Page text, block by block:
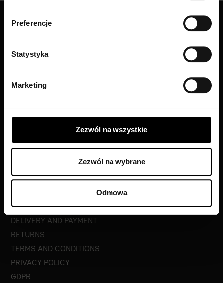
Preferencje
Statystyka
Marketing
Zezwól na wszystkie
Zezwól na wybrane
Odmowa
COOPERATION
CUSTOMER CARE
DELIVERY AND PAYMENT
RETURNS
TERMS AND CONDITIONS
PRIVACY POLICY
GDPR